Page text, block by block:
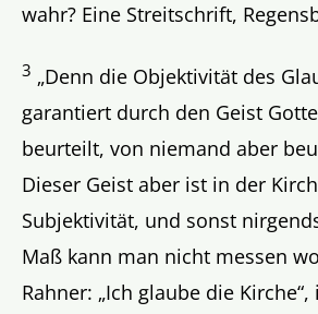
wahr? Eine Streitschrift,
3 „Denn die Objektivität des
garantiert durch den Geist
beurteilt, von niemand aber
Dieser Geist aber ist in der
Subjektivität, und sonst
Maß kann man nicht messen
Rahner: „Ich glaube die Kirche“,